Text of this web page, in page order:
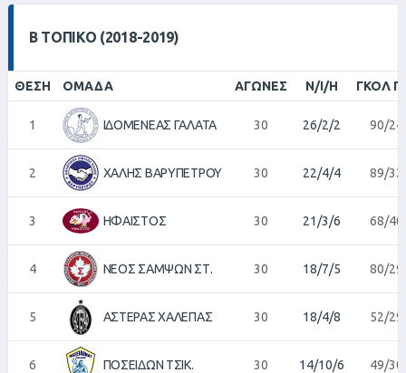
Β ΤΟΠΙΚΌ (2018-2019)
ΘΈΣΗ ΟΜΆΔΑ ΑΓΏΝΕΣ Ν/Ι/Η ΓΚΟΛ
1 ΙΔΟΜΕΝΕΑΣ ΓΑΛΑΤΑ 30 26/2/2 90/24
2 ΧΑΛΗΣ ΒΑΡΥΠΕΤΡΟΥ 30 22/4/4 89/32
3 ΗΦΑΙΣΤΟΣ 30 21/3/6 68/40
4 ΝΕΟΣ ΣΑΜΨΩΝ ΣΤ. 30 18/7/5 80/29
5 ΑΣΤΕΡΑΣ ΧΑΛΕΠΑΣ 30 18/4/8 52/29
6 ΠΟΣΕΙΔΩΝ ΤΣΙΚ. 30 14/10/6 49/30